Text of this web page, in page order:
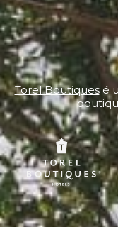
Torel Boutiquesé